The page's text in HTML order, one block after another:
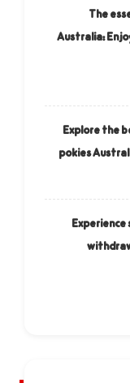
The
Australia:
Explore the
pokies